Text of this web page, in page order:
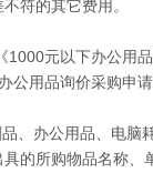
符的其它费用。
元以下办公用
公用品询价采购申
、办公用品、电
的所购物品名称、